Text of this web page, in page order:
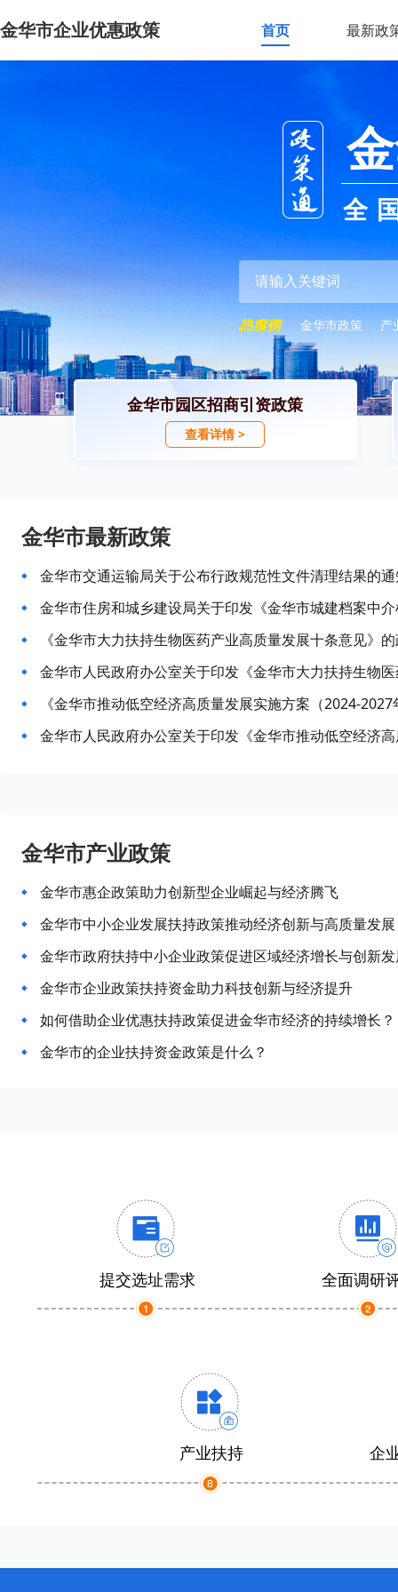
金华市企业优惠政策 首页 最新政
全
金华市政策 产
金华市园区招商引资政策
查看详情 >
金华市最新政策
金华市交通运输局关于公布行政规范性文件清理结果的
《金华市大力扶持生物医药产业高质量发展十条意见》
《金华市推动低空经济高质量发展实施方案（2024-
金华市产业政策
金华市惠企政策助力创新型企业崛起与经济腾飞
金华市中小企业发展扶持政策推动经济创新与高质量发展
金华市政府扶持中小企业政策促进区域经济增长与创新
金华市企业政策扶持资金助力科技创新与经济提升
如何借助企业优惠扶持政策促进金华市经济的持续增长？
金华市的企业扶持资金政策是什么？
提交选址需求 全面调研
产业扶持 企